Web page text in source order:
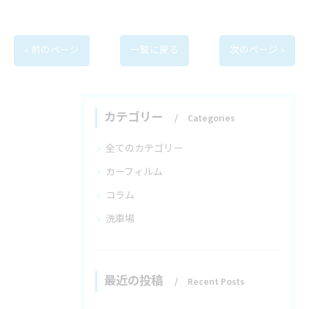
< 前のページ 一覧に戻る 次のページ >
カテゴリー Categories
全てのカテゴリー
カーフィルム
コラム
洗車場
最近の投稿 Recent Posts